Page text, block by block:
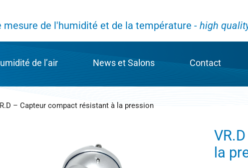
mesure de l'humidité et de la température - high
de l’air News et Salons
Mela Sensortechnik GmbH
Contact
Dans le
– Capteur compact résistant à la pression
la